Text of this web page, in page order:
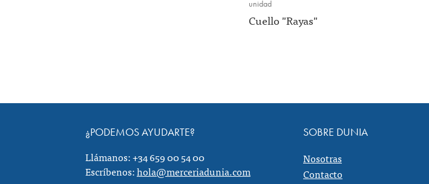
unidad
Cuello "Rayas"
¿PODEMOS AYUDARTE?
Llámanos: +34 659 00 54 00
Escríbenos:hola@merceriadunia.com
SOBRE DUNIA
Nosotras
Contacto